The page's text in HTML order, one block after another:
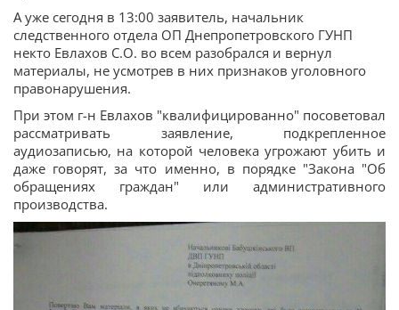
А уже сегодня в 13:00 заявитель, начальник
следственного отдела ОП Днепропетровского ГУНП
некто Евлахов С.О. во всем разобрался и вернул
материалы, не усмотрев в них признаков уголовного
правонарушения.
При этом г-н Евлахов "квалифицированно" посоветовал
рассматривать заявление, подкрепленное
аудиозаписью, на которой человека угрожают убить и
даже говорят, за что именно, в порядке "Закона "Об
обращениях граждан" или административного
производства.